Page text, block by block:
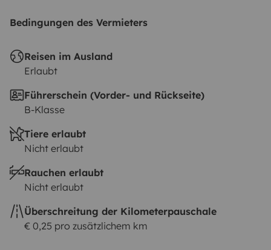
Bedingungen des Vermieters
Reisen im Ausland
Erlaubt
Führerschein (Vorder- und Rückseite)
B-Klasse
Tiere erlaubt
Nicht erlaubt
Rauchen erlaubt
Nicht erlaubt
Überschreitung der Kilometerpauschale
€ 0,25 pro zusätzlichem km